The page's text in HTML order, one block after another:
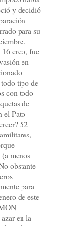
y decidió
para su
16 creo, fue
en
tipo de
con todo
de
el Pato
52
menos
obstante
para
de este
en la